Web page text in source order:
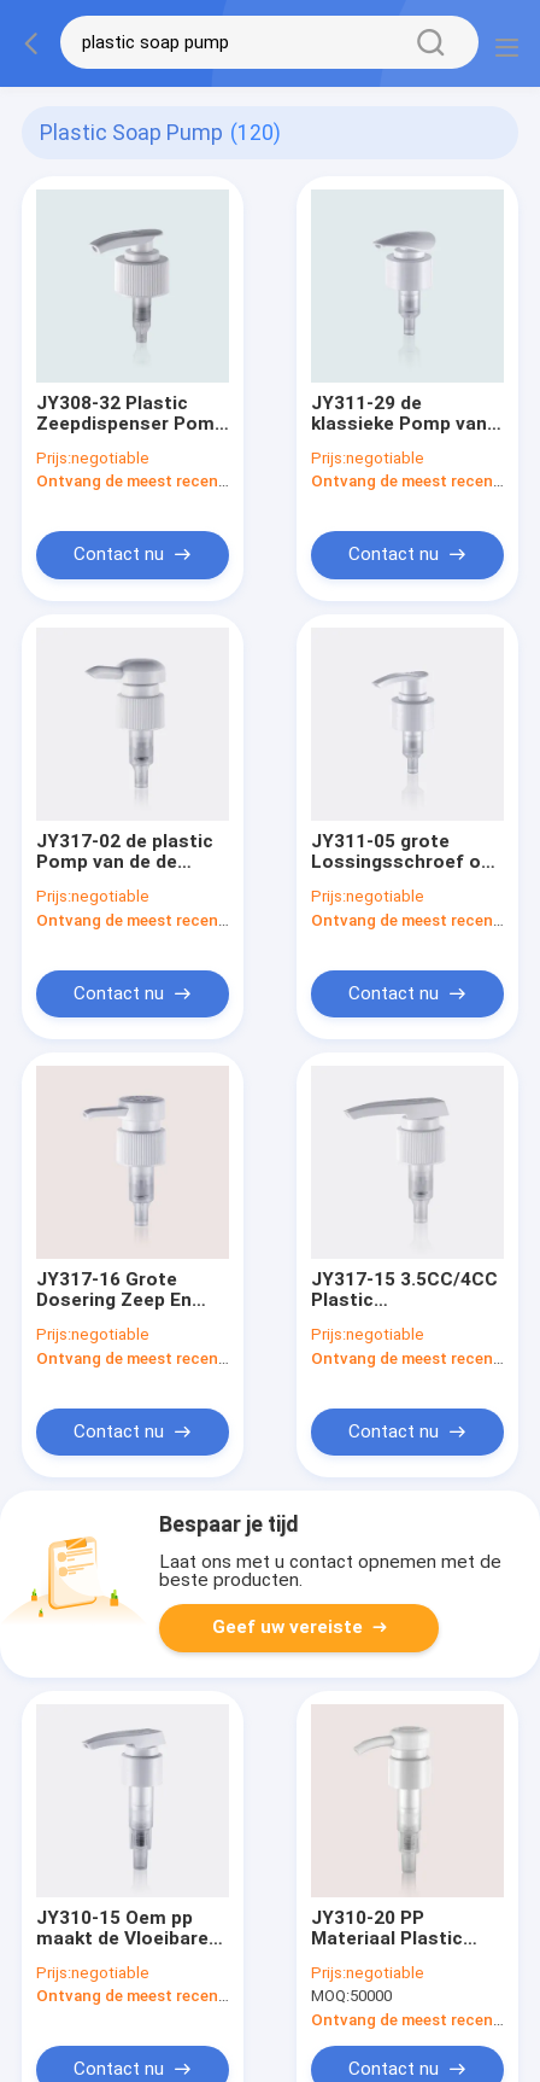
Plastic Soap Pump (120)
JY308-32 Plastic
Zeepdispenser Pomp
Tops
Prijs:negotiable
Ontvang de meest recente Prijs
Contact nu
JY311-29 de
klassieke Pomp van
van pp Vloeibare/de
Plastic Vervanging
Prijs:negotiable
Ontvang de meest recente Prijs
Contact nu
JY317-02 de plastic
Pomp van de de
van de Lotionpomp
Hoogste Grote voor
Prijs:negotiable
Contact nu
JY311-05 grote
Lossingsschroef op
Zeepautomaat van
de Sluitenlotion de
Flessen
Prijs:negotiable
Contact nu
JY317-16 Grote
Dosering Zeep En
3.5CC-4.0CC Plastic
Lotion Pomp
Prijs:negotiable
Contact nu
JY317-15 3.5CC/4CC
Plastic
Type vergrendeling
Aangepaste kleur
Prijs:negotiable
Contact nu
Bespaar je tijd
Laat ons met u contact opnemen met de
beste producten.
Geef uw vereiste
JY310-15 Oem pp
maakt de Vloeibare
de Lotion Plastic
Zeep//Aluminium
Prijs:negotiable
Ontvang de meest recente Prijs
Contact nu
JY310-20 PP
Materiaal Plastic
Pomp Ribbed
Smooth Aluminium
3.5cc En 5cc
Prijs:negotiable
MOQ:50000
Contact nu